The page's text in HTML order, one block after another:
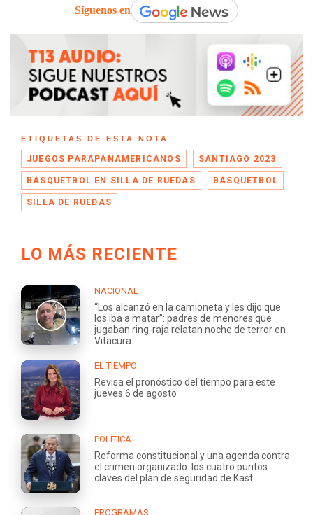
Síguenos en
ETIQUETAS DE ESTA NOTA
JUEGOS PARAPANAMERICANOS SANTIAGO 2023
BÁSQUETBOL EN SILLA DE RUEDAS BÁSQUETBOL
SILLA DE RUEDAS
LO MÁS RECIENTE
NACIONAL
“Los alcanzó en la camioneta y les dijo que
los iba a matar”: padres de menores que
jugaban ring-raja relatan noche de terror en
Vitacura
EL TIEMPO
Revisa el pronóstico del tiempo para este
jueves 6 de agosto
POLÍTICA
Reforma constitucional y una agenda contra
el crimen organizado: los cuatro puntos
claves del plan de seguridad de Kast
PROGRAMAS